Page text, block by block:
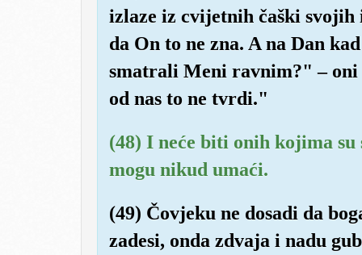
izlaze iz cvijetnih čaški svojih
da On to ne zna. A na Dan
smatrali Meni ravnim?" –
od nas to ne tvrdi."
(48) I neće biti onih kojima
mogu nikud umaći.
(49) Čovjeku ne dosadi da
zadesi, onda zdvaja i nadu